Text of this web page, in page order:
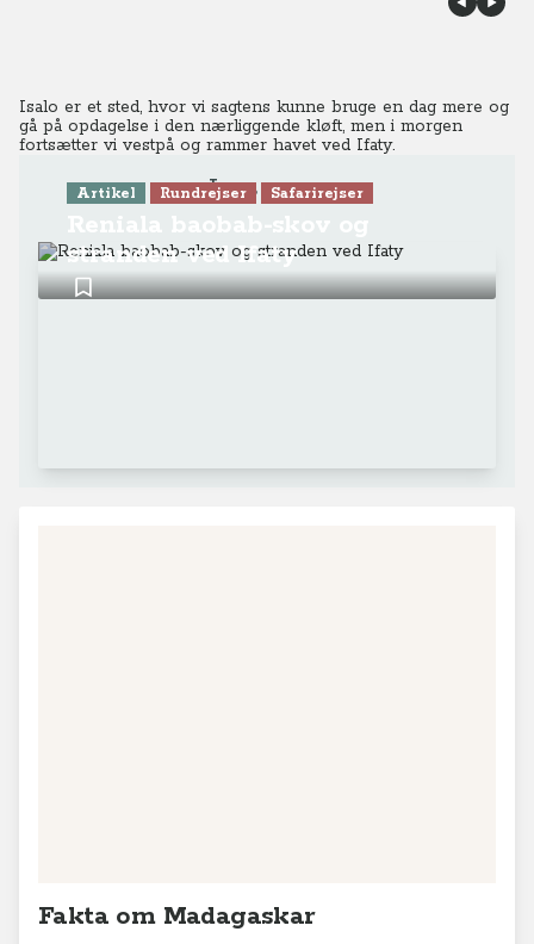
Isalo er et sted, hvor vi sagtens kunne bruge en dag mere og
gå på opdagelse i den nærliggende kløft, men i morgen
fortsætter vi vestpå og rammer havet ved Ifaty.
Læs mere
Artikel Rundrejser Safarirejser
stranden ved Ifaty
Fakta om Madagaskar